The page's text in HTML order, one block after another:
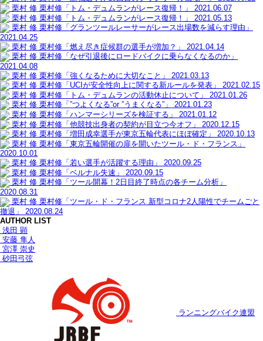
栗村 修 栗村修「トム・デュムランがレース復帰！」
2021.06.07
栗村 修 栗村修「トム・デュムランがレース復帰！」
2021.05.13
栗村 修 栗村修「グランツールレーサーがレース出場数を減らす理由」
2021.04.25
栗村 修 栗村修「燃え尽き症候群の選手が増加？」
2021.04.14
栗村 修 栗村修「なぜ引退後にロードバイクに乗らなくなるのか」
2021.04.08
栗村 修 栗村修「強くなるために大切なこと」
2021.03.13
栗村 修 栗村修「UCIが安全性向上に関する新ルールを発表」
2021.02.15
栗村 修 栗村修「トム・デュムランの活動休止について」
2021.01.26
栗村 修 栗村修「”つよくなる”or ”うまくなる”」
2021.01.23
栗村 修 栗村修「ハンマーシリーズを検証する」
2021.01.12
栗村 修 栗村修「他競技出身者の契約が目立つ今オフ」
2020.12.15
栗村 修 栗村修「増田成幸選手が東京五輪代表にほぼ確定」
2020.10.13
栗村 修 栗村修「東京五輪開催の扉を開いたツール・ド・フランス」
2020.10.01
栗村 修 栗村修「若い選手が活躍する理由」
2020.09.25
栗村 修 栗村修「ベルナル失速」
2020.09.15
栗村 修 栗村修「ツール開幕！2日目終了時点の各チーム分析」
2020.08.31
栗村 修 栗村修「ツール・ド・フランス 新型コロナ2人陽性でチームごと
撤退」
2020.08.24
AUTHOR LIST
浅田 顕
安藤 隼人
宮澤 崇史
砂田弓弦
ランニングバイク連盟